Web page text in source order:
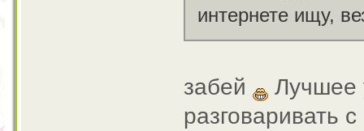
интернете ищу,
забей
Лучшее
разговаривать